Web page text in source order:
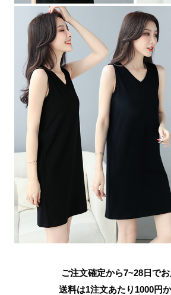
ご注文確定から7~28日で
送料は1注文あたり 1000円